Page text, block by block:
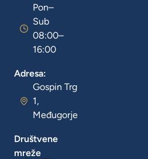
Pon–
Sub
08:00–
16:00
Adresa:
Gospin Trg
1,
Međugorje
Društvene
mreže